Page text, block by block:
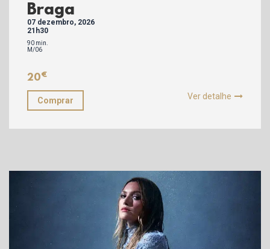
Braga
07 dezembro, 2026
21h30
90 min.
M/06
20€
Comprar Ver detalhe